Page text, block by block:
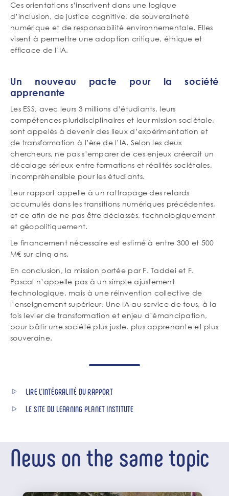
Ces orientations s’inscrivent dans une logique
d’inclusion, de justice cognitive, de souveraineté
numérique et de responsabilité environnementale. Elles
visent à permettre une adoption critique, éthique et
efficace de l’IA.
Un nouveau pacte pour la société
apprenante
Les ESS, avec leurs 3 millions d’étudiants, leurs
compétences pluridisciplinaires et leur mission sociétale,
sont appelés à devenir des lieux d’expérimentation et
de transformation à l’ère de l’IA. Selon les deux
chercheurs, ne pas s’emparer de ces enjeux créerait un
décalage sérieux entre formations et réalités sociétales,
incompréhensible pour les étudiants.
Leur rapport appelle à un rattrapage des retards
accumulés dans les transitions numériques précédentes,
et ce afin de ne pas être déclassés, technologiquement
et géopolitiquement.
Le financement nécessaire est estimé à entre 300 et 500
M€ sur cinq ans.
En conclusion, la mission portée par F. Taddei et F.
Pascal n’appelle pas à un simple ajustement
technologique, mais à une réinvention collective de
l’enseignement supérieur. Une IA au service de tous, à la
fois levier de transformation et enjeu d’émancipation,
pour bâtir une société plus juste, plus apprenante et plus
souveraine.
LIRE L’INTÉGRALITÉ DU RAPPORT
LE SITE DU LEARNING PLANET INSTITUTE
News on the same topic